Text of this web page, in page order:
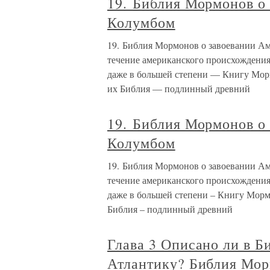
Колумбом
19. Библия Мормонов о завоевании
течение американского
даже в большей степени — Книгу
их Библия — подлинный древний
19. Библия Мормонов
Колумбом
19. Библия Мормонов о завоевании
течение американского
даже в большей степени – Книгу
Библия – подлинный древний
Глава 3 Описано ли в
Атлантику? Библия